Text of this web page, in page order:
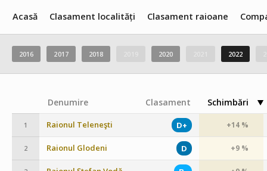
Acasă Clasament localități Clasament raioane
2016 2017 2018 2020 2022
Denumire Clasament Schimbări
1 Raionul Teleneşti D+ +14 %
2 Raionul Glodeni D +9 %